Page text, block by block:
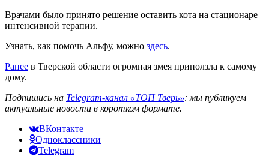
Врачами было принято решение оставить кота на стационаре
интенсивной терапии.
Узнать, как помочь Альфу, можно здесь.
Ранее в Тверской области огромная змея приползла к самому
дому.
Подпишись на Telegram-канал «ТОП Тверь»: мы публикуем
актуальные новости в коротком формате.
ВКонтакте
Одноклассники
Telegram